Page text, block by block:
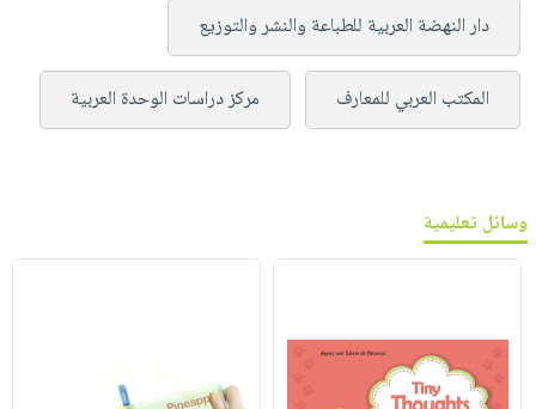
دار النهضة العربية للطباعة والنشر والتوزيع
المكتب العربي للمعارف مركز دراسات الوحدة العربية
وسائل تعليمية